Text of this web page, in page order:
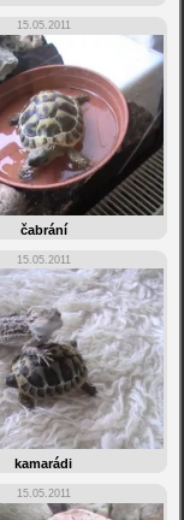
15.05.2011
čabrání
15.05.2011
kamarádi
15.05.2011